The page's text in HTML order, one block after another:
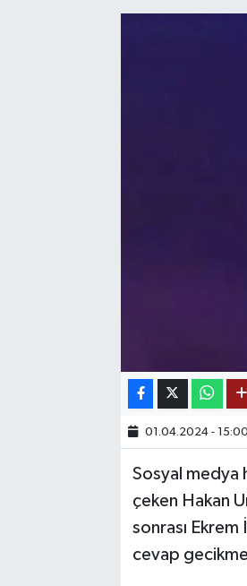
01.04.2024 - 15:00
Sosyal medya
çeken Hakan
sonrası
cevap
KÜLTÜR SANAT